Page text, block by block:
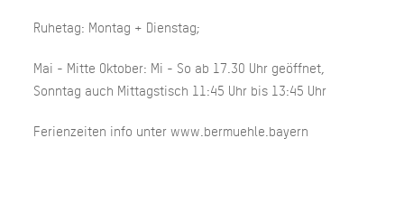
Ruhetag: Montag + Dienstag;
Mai - Mitte Oktober: Mi - So ab 17.30 Uhr geöffnet,
Sonntag auch Mittagstisch 11:45 Uhr bis 13:45 Uhr
Ferienzeiten info unter www.bermuehle.bayern